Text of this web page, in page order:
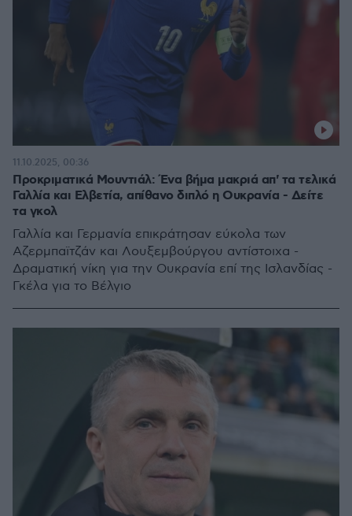
Προκριματικά Μουντιάλ: Ένα βήμα μακριά απ' τα τελικά
Γαλλία και Ελβετία, απίθανο διπλό η Ουκρανία - Δείτε
τα γκολ
Γαλλία και Γερμανία επικράτησαν εύκολα των
Αζερμπαϊτζάν και Λουξεμβούργου αντίστοιχα -
Δραματική νίκη για την Ουκρανία επί της Ισλανδίας -
Γκέλα για το Βέλγιο
11.10.2025, 00:36